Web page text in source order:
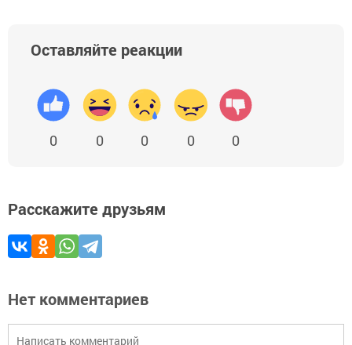
Оставляйте реакции
0 0 0 0 0
Расскажите друзьям
Нет комментариев